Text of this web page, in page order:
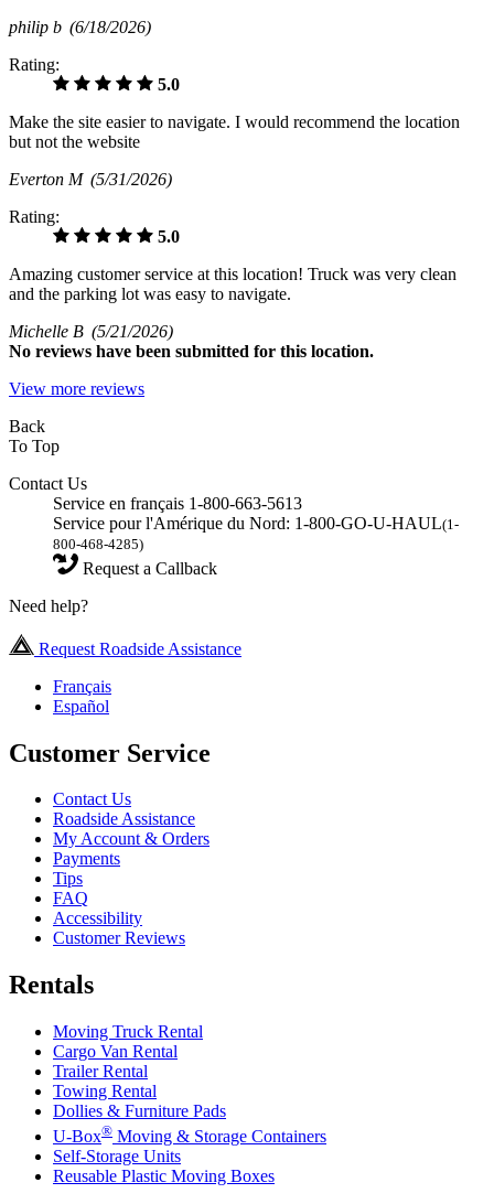
philip b (6/18/2026)
Rating:
5.0
Make the site easier to navigate. I would recommend the location
but not the website
Everton M (5/31/2026)
Rating:
5.0
Amazing customer service at this location! Truck was very clean
and the parking lot was easy to navigate.
Michelle B (5/21/2026)
No reviews have been submitted for this location.
View more reviews
Back
To Top
Contact Us
Service en français 1-800-663-5613
Service pour l'Amérique du Nord: 1-800-GO-U-HAUL(1-
800-468-4285)
Request a Callback
Need help?
Request Roadside Assistance
Français
Español
Customer Service
Contact Us
Roadside Assistance
My Account & Orders
Payments
Tips
FAQ
Accessibility
Customer Reviews
Rentals
Moving Truck Rental
Cargo Van Rental
Trailer Rental
Towing Rental
Dollies & Furniture Pads
U-Box® Moving & Storage Containers
Self-Storage Units
Reusable Plastic Moving Boxes